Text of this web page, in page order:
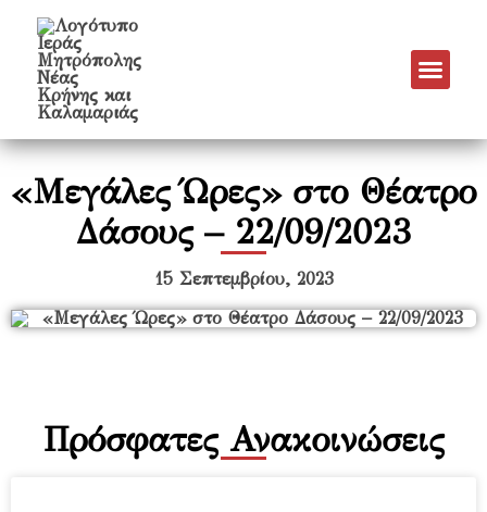
«Μεγάλες Ώρες» στο Θέατρο
Δάσους – 22/09/2023
15 Σεπτεμβρίου, 2023
Πρόσφατες Ανακοινώσεις